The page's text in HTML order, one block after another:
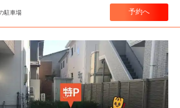
駐車場 予約へ